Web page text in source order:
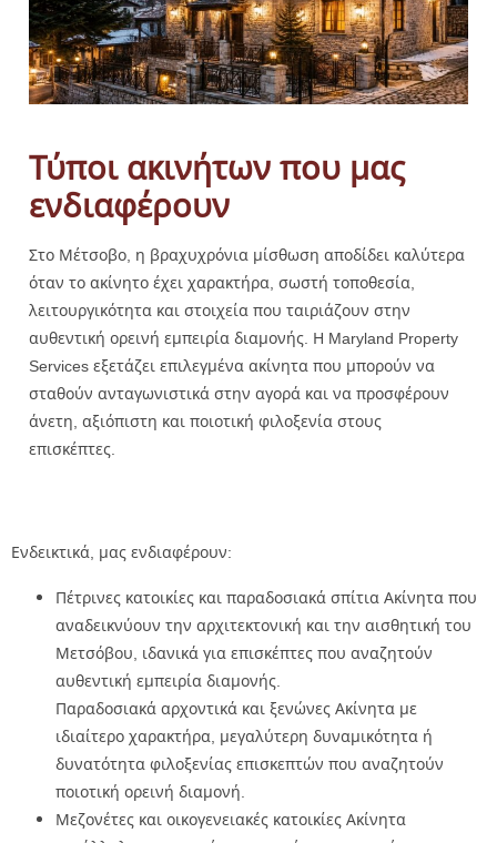
Τύποι ακινήτων που μας
ενδιαφέρουν
Στο Μέτσοβο, η βραχυχρόνια μίσθωση αποδίδει καλύτερα
όταν το ακίνητο έχει χαρακτήρα, σωστή τοποθεσία,
λειτουργικότητα και στοιχεία που ταιριάζουν στην
αυθεντική ορεινή εμπειρία διαμονής. Η Maryland Property
Services εξετάζει επιλεγμένα ακίνητα που μπορούν να
σταθούν ανταγωνιστικά στην αγορά και να προσφέρουν
άνετη, αξιόπιστη και ποιοτική φιλοξενία στους
επισκέπτες.
Ενδεικτικά, μας ενδιαφέρουν:
Πέτρινες κατοικίες και παραδοσιακά σπίτια Ακίνητα που
αναδεικνύουν την αρχιτεκτονική και την αισθητική του
Μετσόβου, ιδανικά για επισκέπτες που αναζητούν
αυθεντική εμπειρία διαμονής.
Παραδοσιακά αρχοντικά και ξενώνες Ακίνητα με
ιδιαίτερο χαρακτήρα, μεγαλύτερη δυναμικότητα ή
δυνατότητα φιλοξενίας επισκεπτών που αναζητούν
ποιοτική ορεινή διαμονή.
Μεζονέτες και οικογενειακές κατοικίες Ακίνητα